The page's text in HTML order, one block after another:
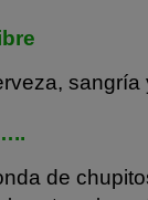
sangría
de